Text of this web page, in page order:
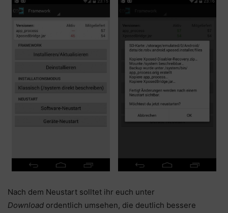
Nach dem Neustart solltet ihr euch unter
Download ordentlich umsehen, die deutlich bessere